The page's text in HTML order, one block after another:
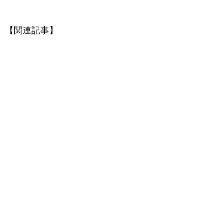
【関連記事】